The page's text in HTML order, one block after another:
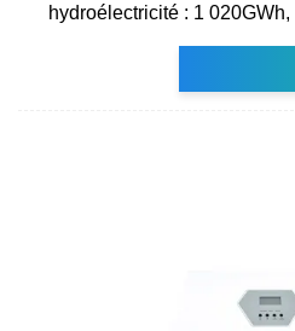
hydroélectricité : 1 020GWh,